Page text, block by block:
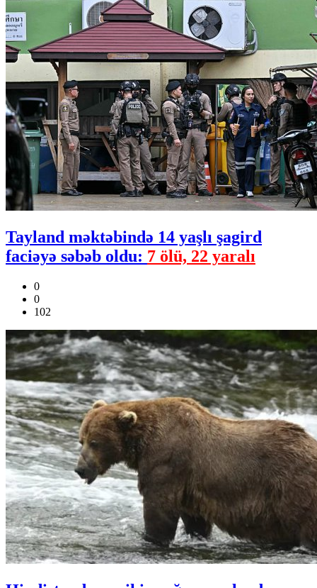
Tayland məktəbində 14 yaşlı şagird
faciəyə səbəb oldu: 7 ölü, 22 yaralı
0
0
102